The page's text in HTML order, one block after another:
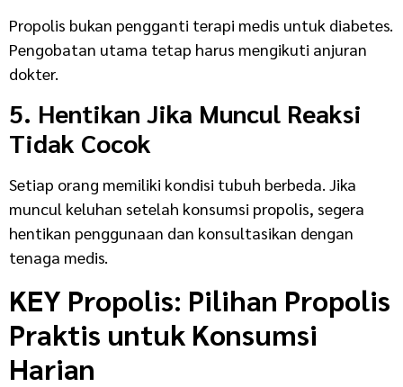
Propolis bukan pengganti terapi medis untuk diabetes.
Pengobatan utama tetap harus mengikuti anjuran
dokter.
5. Hentikan Jika Muncul Reaksi
Tidak Cocok
Setiap orang memiliki kondisi tubuh berbeda. Jika
muncul keluhan setelah konsumsi propolis, segera
hentikan penggunaan dan konsultasikan dengan
tenaga medis.
KEY Propolis: Pilihan Propolis
Praktis untuk Konsumsi
Harian